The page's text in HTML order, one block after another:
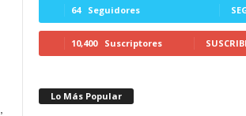
64 Seguidores
10,400 Suscriptores
Lo Más Popular